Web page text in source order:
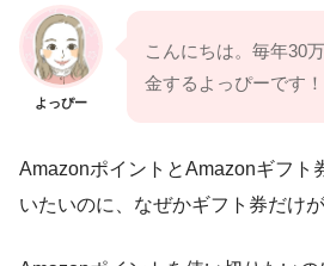
よっぴー
こんにちは。毎年30
金するよっぴーです！
AmazonポイントとAmazonギフト
いたいのに、なぜかギフト券だけ